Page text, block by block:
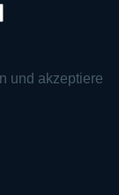
und akzeptiere